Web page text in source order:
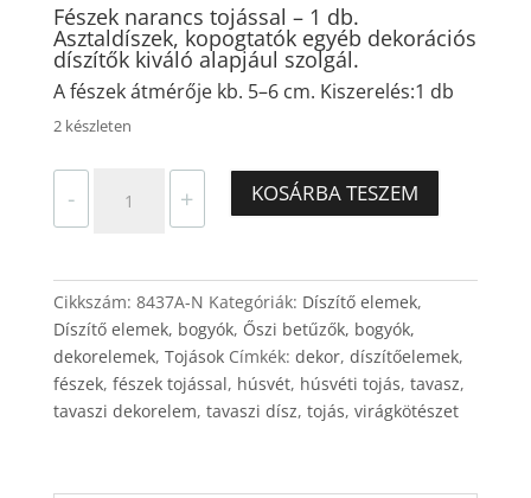
Fészek narancs tojással – 1 db.
Asztaldíszek, kopogtatók egyéb dekorációs
díszítők kiváló alapjául szolgál.
A fészek átmérője kb. 5–6 cm. Kiszerelés:1 db
2 készleten
-
narancs
db
mennyiség
+ KOSÁRBA TESZEM
Cikkszám: 8437A-N Kategóriák: Díszítő elemek,
Díszítő elemek, bogyók, Őszi betűzők, bogyók,
dekorelemek, Tojások Címkék: dekor, díszítőelemek,
fészek, fészek tojással, húsvét, húsvéti tojás, tavasz,
tavaszi dekorelem, tavaszi dísz, tojás, virágkötészet